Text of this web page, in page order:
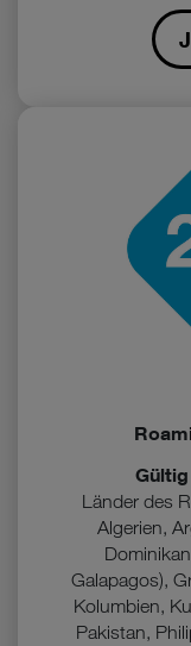
Länder des
Algerien,
Galapagos),
Kolumbien,
Pakistan,